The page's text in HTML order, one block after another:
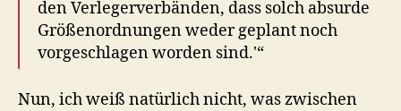
den Verlegerverbänden, dass solch absurde
Größenordnungen weder geplant noch
vorgeschlagen worden sind.'“
Nun, ich weiß natürlich nicht, was zwischen